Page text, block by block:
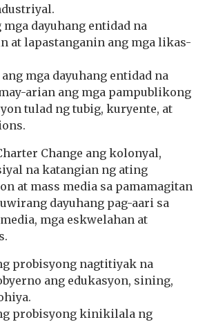
mga dayuhang entidad na
at lapastanganin ang mga likas-
mga dayuhang entidad na
arian ang mga pampublikong
tulad ng tubig, kuryente, at
Change ang kolonyal,
na katangian ng ating
at mass media sa pamamagitan
dayuhang pag-aari sa
mga eskwelahan at
probisyong nagtitiyak na
ang edukasyon, sining,
probisyong kinikilala ng